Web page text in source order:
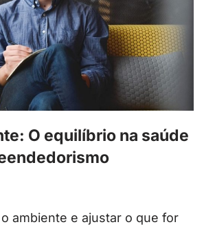
O equilíbrio na saúde
ambiente e ajustar o que for